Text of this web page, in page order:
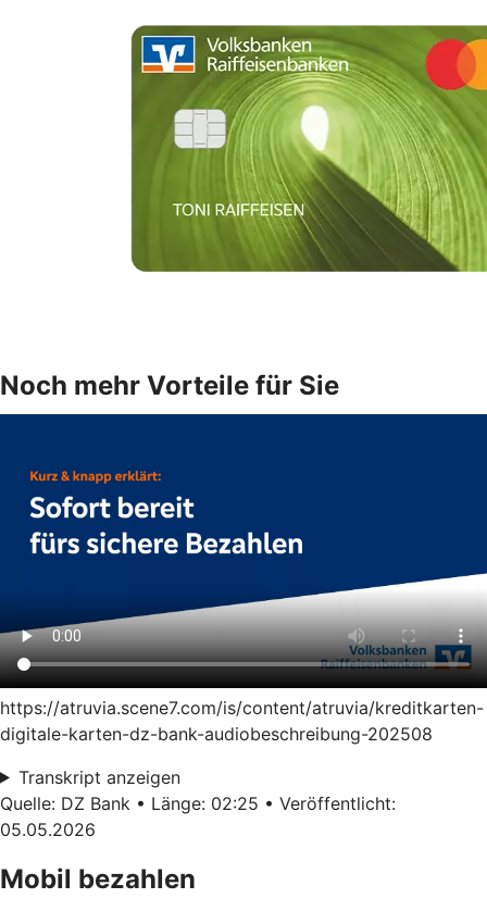
Noch mehr Vorteile für Sie
https://atruvia.scene7.com/is/content/atruvia/kreditkarten-
digitale-karten-dz-bank-audiobeschreibung-202508
Transkript anzeigen
Quelle: DZ Bank • Länge: 02:25 • Veröffentlicht:
05.05.2026
Mobil bezahlen